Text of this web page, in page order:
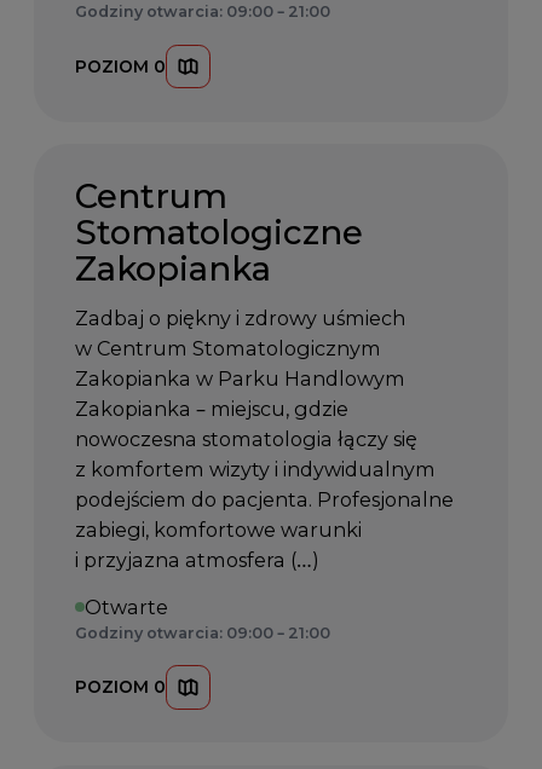
Godziny otwarcia: 09:00 – 21:00
POZIOM 0
Centrum
Stomatologiczne
Zakopianka
Zadbaj o piękny i zdrowy uśmiech
w Centrum Stomatologicznym
Zakopianka w Parku Handlowym
Zakopianka – miejscu, gdzie
nowoczesna stomatologia łączy się
z komfortem wizyty i indywidualnym
podejściem do pacjenta. Profesjonalne
zabiegi, komfortowe warunki
i przyjazna atmosfera (…)
Otwarte
Godziny otwarcia: 09:00 – 21:00
POZIOM 0